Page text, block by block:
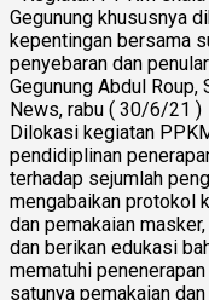
Gegunung khususnya
kepentingan bersama
penyebaran dan
Gegunung Abdul
News, rabu ( 30/6/21 )
Dilokasi kegiatan
pendidiplinan
terhadap sejumlah
mengabaikan protokol
dan pemakaian
dan berikan edukasi
mematuhi
satunya pemakaian